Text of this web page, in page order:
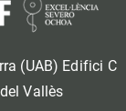
(UAB) Edifici C
Vallès